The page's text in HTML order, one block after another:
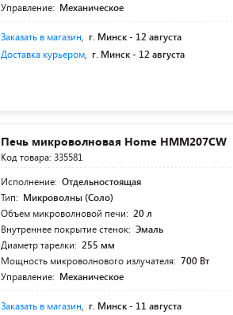
Управление: Механическое
Заказать в магазин, г. Минск - 12 августа
Доставка курьером, г. Минск - 12 августа
Печь микроволновая Home HMM207CW
Код товара: 335581
Исполнение: Отдельностоящая
Тип: Микроволны (Соло)
Объем микроволновой печи: 20 л
Внутреннее покрытие стенок: Эмаль
Диаметр тарелки: 255 мм
Мощность микроволнового излучателя: 700 Вт
Управление: Механическое
Заказать в магазин, г. Минск - 11 августа